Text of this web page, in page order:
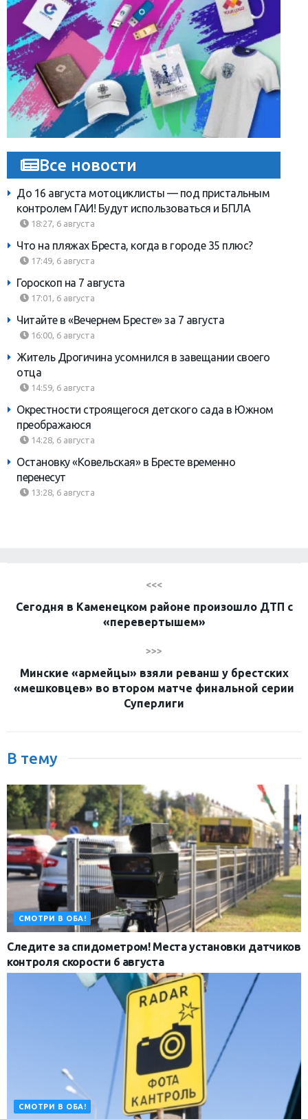
Все новости
До 16 августа мотоциклисты — под пристальным
контролем ГАИ! Будут использоваться и БПЛА
18:27, 6 августа
Что на пляжах Бреста, когда в городе 35 плюс?
17:49, 6 августа
Гороскоп на 7 августа
17:01, 6 августа
Читайте в «Вечернем Бресте» за 7 августа
16:00, 6 августа
Житель Дрогичина усомнился в завещании своего
отца
14:59, 6 августа
Окрестности строящегося детского сада в Южном
преображаюся
14:28, 6 августа
Остановку «Ковельская» в Бресте временно
перенесут
13:28, 6 августа
<<<
Сегодня в Каменецком районе произошло ДТП с
«перевертышем»
>>>
Минские «армейцы» взяли реванш у брестских
«мешковцев» во втором матче финальной серии
Суперлиги
В тему
СМОТРИ В ОБА!
Следите за спидометром! Места установки датчиков
контроля скорости 6 августа
СМОТРИ В ОБА!